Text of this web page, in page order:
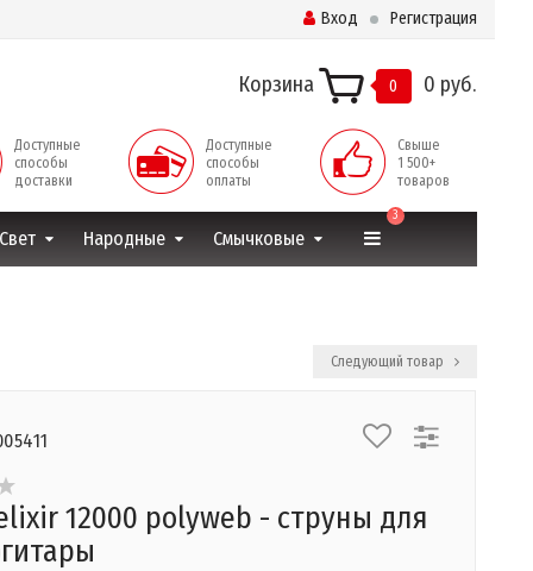
Вход Регистрация
Корзина 0 0 руб.
Доступные
способы
доставки
Доступные
способы
оплаты
Свыше
1 500+
товаров
Свет Народные Смычковые
3
Следующий товар
12000 polyweb - струны для